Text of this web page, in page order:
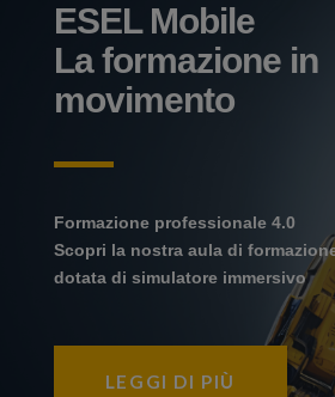
ESEL Mobile
La formazione in
movimento
Formazione professionale 4.0
Scopri la nostra aula di
dotata di simulatore immersivo
LEGGI DI PIÙ